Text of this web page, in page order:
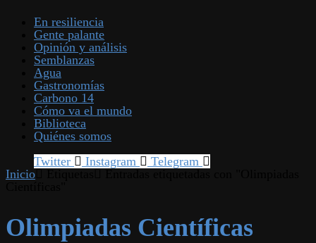
En resiliencia
Gente palante
Opinión y análisis
Semblanzas
Agua
Gastronomías
Carbono 14
Cómo va el mundo
Biblioteca
Quiénes somos
Twitter
Instagram
Telegram
Inicio
Olimpiadas Científicas